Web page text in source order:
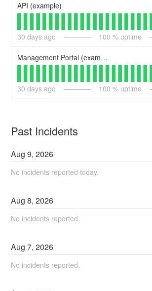
API (example)
30 days ago 100 % uptime
Management Portal (example)
30 days ago 100 % uptime
Past Incidents
Aug9,2026
No incidents reported today.
Aug8,2026
No incidents reported.
Aug7,2026
No incidents reported.